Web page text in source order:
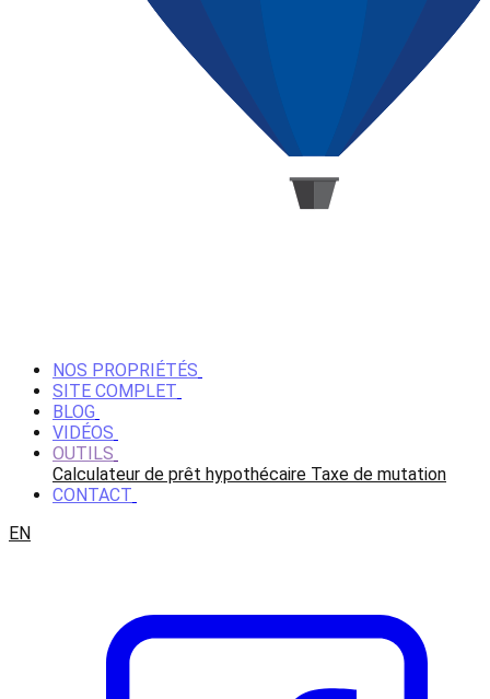
NOS PROPRIÉTÉS
SITE COMPLET
BLOG
VIDÉOS
OUTILS
Calculateur de prêt hypothécaire Taxe de mutation
CONTACT
EN